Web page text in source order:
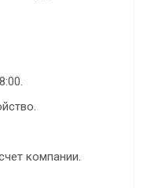
компании.